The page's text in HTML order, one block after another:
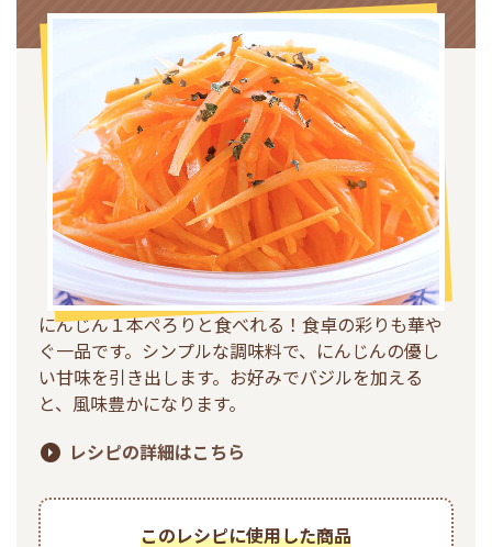
クイック調味料 レモン果汁
ふりかけ おすしの素
炊き込みご飯の素 米飯用調味液
納豆 Fibee
ぽん酢
鍋なび
納豆のサイト
PIN印
三ツ判山吹
千夜
スペシャルサイト
お酢を知ろう！
すしラボ
ぽん酢サワー
ミツカンの歴史
環境への取り組み
水の文化センター（アーカイブ）
ZENB initiative
MIM（ミツカンミュージアム）
各部門が大切にしていること
採用情報
ニュースリリース
お客様相談センター
お客様の声をいかしました
販売終了製品のご案内
よくあるご質問
お問い合わせ
地図から取り扱い店舗を探す
ミツカン公式通販
にんじん１本ぺろりと食べれる！食卓の彩りも華や
ぐ一品です。シンプルな調味料で、にんじんの優し
い甘味を引き出します。お好みでバジルを加える
と、風味豊かになります。
レシピの詳細はこちら
このレシピに使用した商品